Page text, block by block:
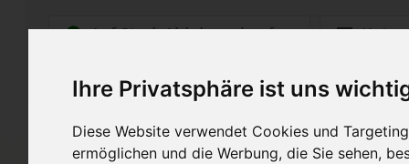
Ihre Privatsphäre ist uns
Diese Website verwendet Cookies und
ermöglichen und die Werbung, die Sie sehen,
Auf StudyAid.de verkaufen
Startseite Abitur und Hochschule
Grundlagen der Wirtschaft